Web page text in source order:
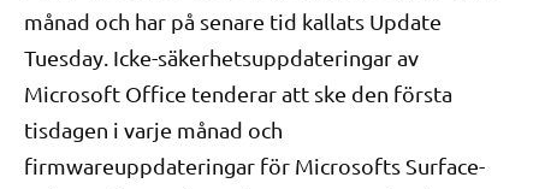
månad och har på senare tid kallats Update
Tuesday. Icke-säkerhetsuppdateringar av
Microsoft Office tenderar att ske den första
tisdagen i varje månad och
firmwareuppdateringar för Microsofts Surface-